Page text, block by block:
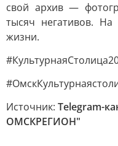
свой архив —
тысяч негативов.
жизни.
Источник: Telegram-
ОМСКРЕГИОН"